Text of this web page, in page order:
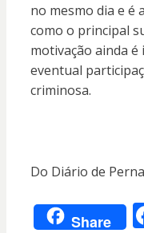
no mesmo dia e é
como o principal
motivação ainda é
eventual
criminosa.
Do Diário de
Share